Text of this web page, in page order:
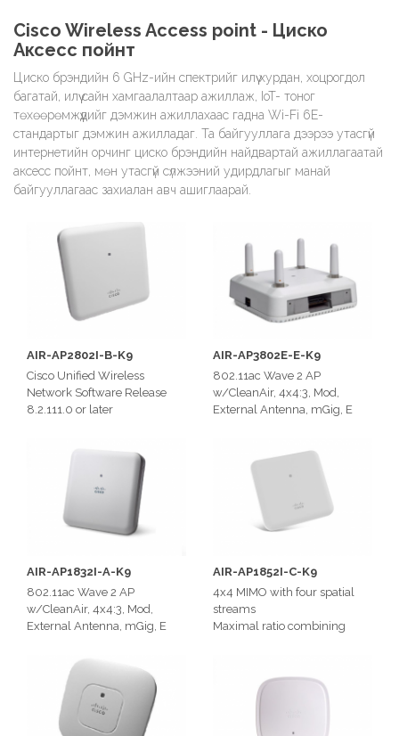
Cisco Wireless Access point - Циско
Аксесс пойнт
Циско брэндийн 6 GHz-ийн спектрийг илүү хурдан, хоцрогдол
багатай, илүү сайн хамгаалалтаар ажиллаж, IoT- тоног
төхөөрөмжүүдийг дэмжин ажиллахаас гадна Wi-Fi 6E-
стандартыг дэмжин ажилладаг. Та байгууллага дээрээ утасгүй
интернетийн орчинг циско брэндийн найдвартай ажиллагаатай
аксесс пойнт, мөн утасгүй сүлжээний удирдлагыг манай
байгууллагаас захиалан авч ашиглаарай.
AIR-AP2802I-B-K9
Cisco Unified Wireless
Network Software Release
8.2.111.0 or later
802.11n and 802.11a/g
beamforming
20- and 40-MHz channels
AIR-AP3802E-E-K9
802.11ac Wave 2 AP
w/CleanAir, 4x4:3, Mod,
External Antenna, mGig, E
channels
* 5.180 to 5.320 GHz; 8
channels
* 5.500 to 5.700 GHz; 8
channels
AIR-AP1832I-A-K9
802.11ac Wave 2 AP
w/CleanAir, 4x4:3, Mod,
External Antenna, mGig, E
E (E regulatory domain):
* 2.412 to 2.472 GHz; 13
channels
* 5.180 to 5.320 GHz; 8
channels
AIR-AP1852I-C-K9
4x4 MIMO with four spatial
streams
Maximal ratio combining